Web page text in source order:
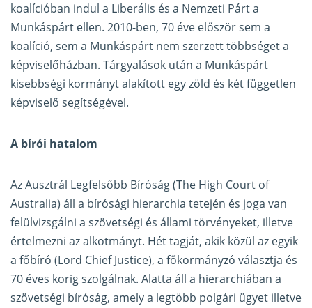
koalícióban indul a Liberális és a Nemzeti Párt a
Munkáspárt ellen. 2010-ben, 70 éve először sem a
koalíció, sem a Munkáspárt nem szerzett többséget a
képviselőházban. Tárgyalások után a Munkáspárt
kisebbségi kormányt alakított egy zöld és két független
képviselő segítségével.
A bírói hatalom
Az Ausztrál Legfelsőbb Bíróság (The High Court of
Australia) áll a bírósági hierarchia tetején és joga van
felülvizsgálni a szövetségi és állami törvényeket, illetve
értelmezni az alkotmányt. Hét tagját, akik közül az egyik
a főbíró (Lord Chief Justice), a főkormányzó választja és
70 éves korig szolgálnak. Alatta áll a hierarchiában a
szövetségi bíróság, amely a legtöbb polgári ügyet illetve